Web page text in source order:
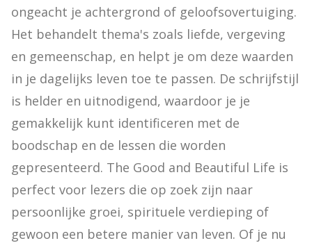
ongeacht je achtergrond of geloofsovertuiging.
Het behandelt thema's zoals liefde, vergeving
en gemeenschap, en helpt je om deze waarden
in je dagelijks leven toe te passen. De schrijfstijl
is helder en uitnodigend, waardoor je je
gemakkelijk kunt identificeren met de
boodschap en de lessen die worden
gepresenteerd. The Good and Beautiful Life is
perfect voor lezers die op zoek zijn naar
persoonlijke groei, spirituele verdieping of
gewoon een betere manier van leven. Of je nu